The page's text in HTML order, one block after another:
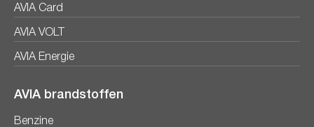
AVIA Card
AVIA VOLT
AVIA Energie
AVIA brandstoffen
Benzine